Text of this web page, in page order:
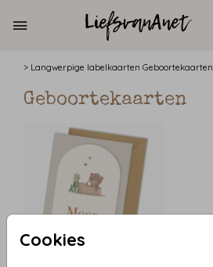
Cookies
> Langwerpige labelkaarten Geboortekaarten
Geboortekaarten